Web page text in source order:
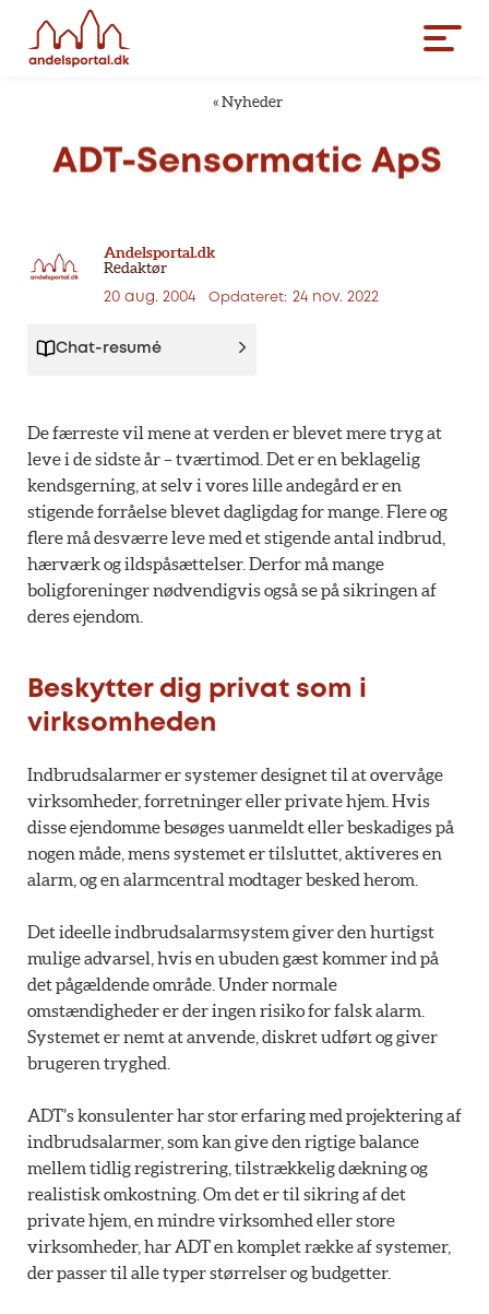
« Nyheder
ADT-Sensormatic ApS
Andelsportal.dk
Redaktør
20 aug. 2004 Opdateret: 24 nov. 2022
Chat-resumé
De færreste vil mene at verden er blevet mere tryg at
leve i de sidste år – tværtimod. Det er en beklagelig
kendsgerning, at selv i vores lille andegård er en
stigende forråelse blevet dagligdag for mange. Flere og
flere må desværre leve med et stigende antal indbrud,
hærværk og ildspåsættelser. Derfor må mange
boligforeninger nødvendigvis også se på sikringen af
deres ejendom.
Beskytter dig privat som i
virksomheden
Indbrudsalarmer er systemer designet til at overvåge
virksomheder, forretninger eller private hjem. Hvis
disse ejendomme besøges uanmeldt eller beskadiges på
nogen måde, mens systemet er tilsluttet, aktiveres en
alarm, og en alarmcentral modtager besked herom.
Det ideelle indbrudsalarmsystem giver den hurtigst
mulige advarsel, hvis en ubuden gæst kommer ind på
det pågældende område. Under normale
omstændigheder er der ingen risiko for falsk alarm.
Systemet er nemt at anvende, diskret udført og giver
brugeren tryghed.
ADT’s konsulenter har stor erfaring med projektering af
indbrudsalarmer, som kan give den rigtige balance
mellem tidlig registrering, tilstrækkelig dækning og
realistisk omkostning. Om det er til sikring af det
private hjem, en mindre virksomhed eller store
virksomheder, har ADT en komplet række af systemer,
der passer til alle typer størrelser og budgetter.